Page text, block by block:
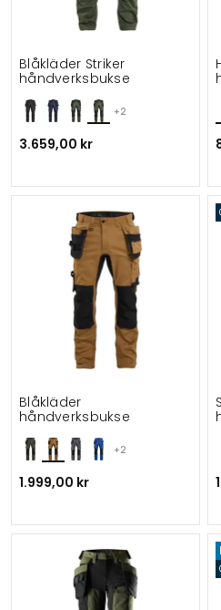
+2
Blåkläder Striker
håndverksbukse
3.659,00 kr
+2
Blåkläder
håndverksbukse
1.999,00 kr